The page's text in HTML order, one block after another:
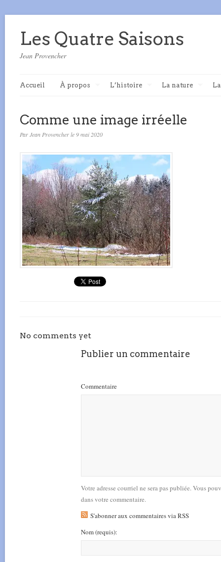
Les Quatre Saisons
Jean Provencher
Accueil À propos L’histoire La nature
Comme une image irréelle
Par Jean Provencher le 9 mai 2020
No comments yet
Publier un commentaire
Commentaire
Votre adresse courriel ne sera pas publiée. Vous
dans votre commentaire.
S'abonner aux commentaires via RSS
Nom(requis):